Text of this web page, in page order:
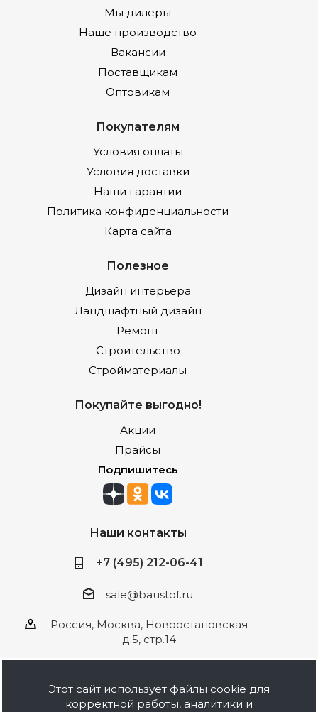
Мы дилеры
Наше производство
Вакансии
Поставщикам
Оптовикам
Покупателям
Условия оплаты
Условия доставки
Наши гарантии
Политика конфиденциальности
Карта сайта
Полезное
Дизайн интерьера
Ландшафтный дизайн
Ремонт
Строительство
Стройматериалы
Покупайте выгодно!
Акции
Прайсы
Подпишитесь
Наши контакты
+7 (495) 212-06-41
sale@baustof.ru
Россия, Москва, Новоостаповская
д.5, стр.14
Этот сайт использует файлы cookie для
корректной работы, аналитики и